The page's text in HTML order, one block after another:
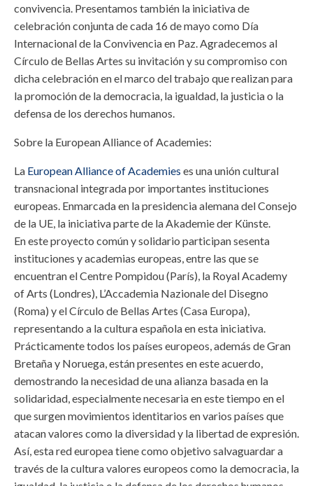
convivencia. Presentamos también la iniciativa de
celebración conjunta de cada 16 de mayo como Día
Internacional de la Convivencia en Paz. Agradecemos al
Círculo de Bellas Artes su invitación y su compromiso con
dicha celebración en el marco del trabajo que realizan para
la promoción de la democracia, la igualdad, la justicia o la
defensa de los derechos humanos.
Sobre la European Alliance of Academies:
La European Alliance of Academies es una unión cultural
transnacional integrada por importantes instituciones
europeas. Enmarcada en la presidencia alemana del Consejo
de la UE, la iniciativa parte de la Akademie der Künste.
En este proyecto común y solidario participan sesenta
instituciones y academias europeas, entre las que se
encuentran el Centre Pompidou (París), la Royal Academy
of Arts (Londres), L’Accademia Nazionale del Disegno
(Roma) y el Círculo de Bellas Artes (Casa Europa),
representando a la cultura española en esta iniciativa.
Prácticamente todos los países europeos, además de Gran
Bretaña y Noruega, están presentes en este acuerdo,
demostrando la necesidad de una alianza basada en la
solidaridad, especialmente necesaria en este tiempo en el
que surgen movimientos identitarios en varios países que
atacan valores como la diversidad y la libertad de expresión.
Así, esta red europea tiene como objetivo salvaguardar a
través de la cultura valores europeos como la democracia, la